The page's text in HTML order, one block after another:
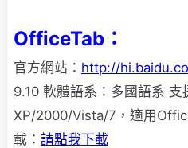
OfficeTab：
官方網站： http://
9.10 軟體語系：多國語系
XP/2000/Vista/7，適用
載： 請點我下載